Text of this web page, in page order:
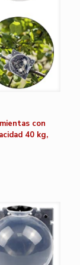
con
40 kg,